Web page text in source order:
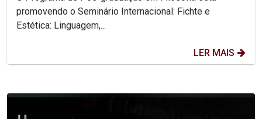
promovendo o Seminário Internacional: Fichte e
Estética: Linguagem,...
LER MAIS